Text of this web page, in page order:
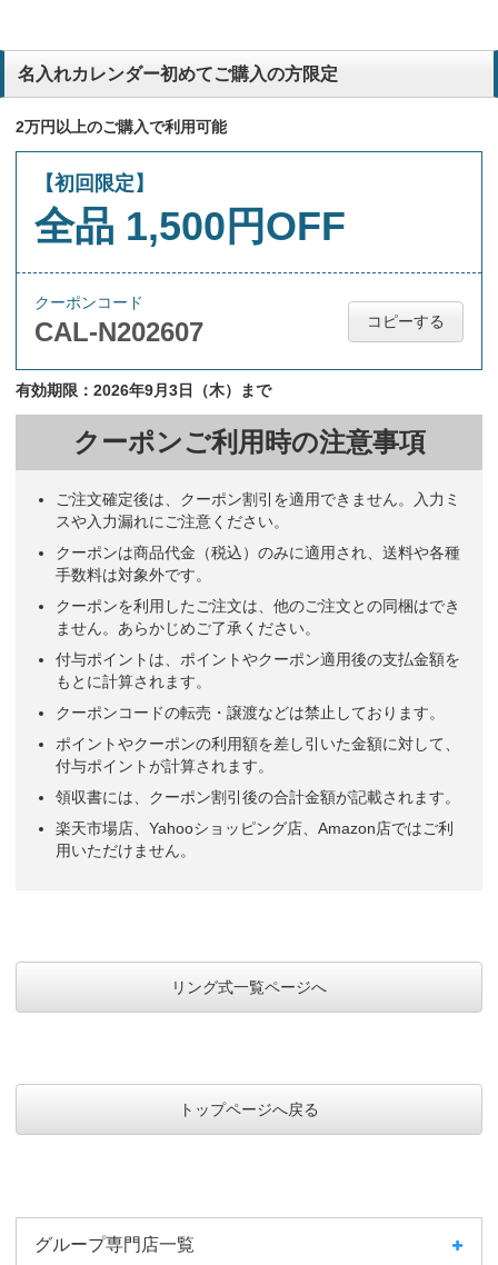
名入れカレンダー初めてご購入の方限定
2万円以上のご購入で利用可能
【初回限定】
全品 1,500円OFF
クーポンコード
CAL-N202607 コピーする
有効期限：2026年9月3日（木）まで
クーポンご利用時の注意事項
ご注文確定後は、クーポン割引を適用できません。入力ミ
スや入力漏れにご注意ください。
クーポンは商品代金（税込）のみに適用され、送料や各種
手数料は対象外です。
クーポンを利用したご注文は、他のご注文との同梱はでき
ません。あらかじめご了承ください。
付与ポイントは、ポイントやクーポン適用後の支払金額を
もとに計算されます。
クーポンコードの転売・譲渡などは禁止しております。
ポイントやクーポンの利用額を差し引いた金額に対して、
付与ポイントが計算されます。
領収書には、クーポン割引後の合計金額が記載されます。
楽天市場店、Yahooショッピング店、Amazon店ではご利
用いただけません。
リング式一覧ページへ
トップページへ戻る
グループ専門店一覧